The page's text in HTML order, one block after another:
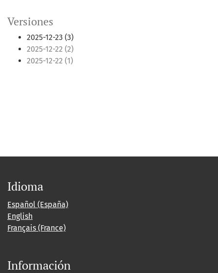
Versiones
2025-12-23 (3)
2025-12-22 (2)
2025-12-22 (1)
Idioma
Español (España)
English
Français (France)
Información